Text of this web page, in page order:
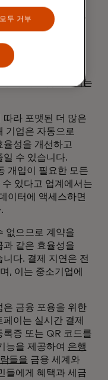
라 포맷된 더 많은
기업은 자동으로
성을 개선하고
수 있습니다.
입이 필요한 모든
있다고 업계에서는
라 포맷된 더 많은
기업은 자동으로
율성을 개선하고
일 수 있습니다.
개입이 필요한 모든
있다고 업계에서는
이터에 액세스하면
없으므로 계약을
과 같은 효율성을
다. 결제 지연은 전
, 이는 중소기업에
은 금융 포용을 위한
이는 실시간 결제
록증 또는 QR 코드를
능을 제공하여 은행
들을 금융 세계와
들에게 혜택과 세금
모두 거부